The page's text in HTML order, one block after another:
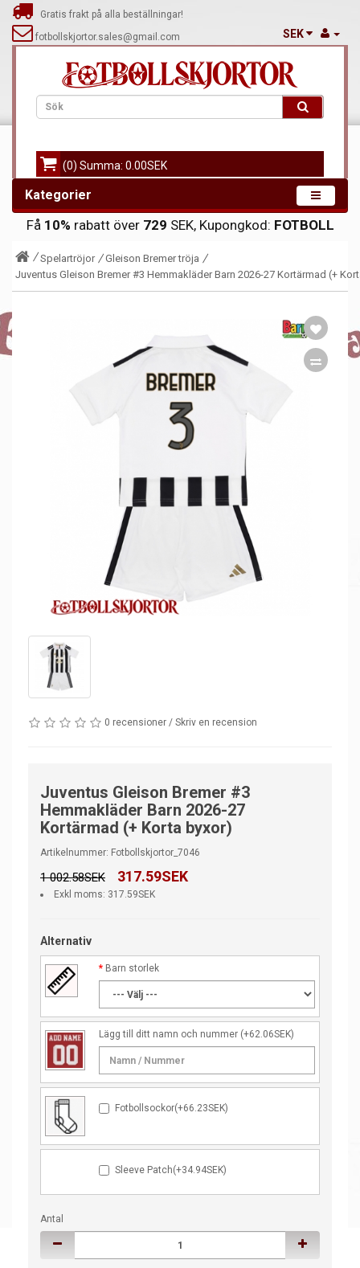
Gratis frakt på alla beställningar!
fotbollskjortor.sales@gmail.com
SEK
(0) Summa: 0.00SEK
Kategorier
Få 10% rabatt över 729 SEK, Kupongkod: FOTBOLL
Spelartröjor
Gleison Bremer tröja
Juventus Gleison Bremer #3 Hemmakläder Barn 2026-27 Kortärmad (+
0 recensioner / Skriv en recension
Juventus Gleison Bremer #3
Hemmakläder Barn 2026-27
Kortärmad (+ Korta byxor)
Artikelnummer: Fotbollskjortor_7046
1 002.58SEK 317.59SEK
Exkl moms: 317.59SEK
Alternativ
Barn storlek
Lägg till ditt namn och nummer (+62.06SEK)
Fotbollsockor(+66.23SEK)
Sleeve Patch(+34.94SEK)
Antal